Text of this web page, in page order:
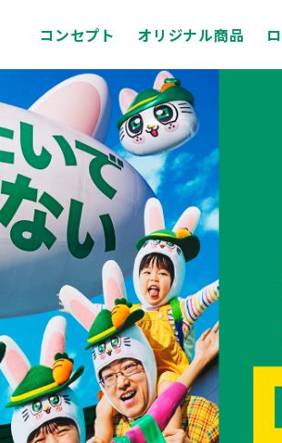
コンセプト オリジナル商品